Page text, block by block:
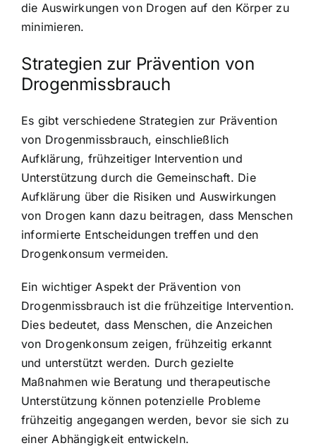
die Auswirkungen von Drogen auf den Körper zu
minimieren.
Strategien zur Prävention von
Drogenmissbrauch
Es gibt verschiedene Strategien zur Prävention
von Drogenmissbrauch, einschließlich
Aufklärung, frühzeitiger Intervention und
Unterstützung durch die Gemeinschaft. Die
Aufklärung über die Risiken und Auswirkungen
von Drogen kann dazu beitragen, dass Menschen
informierte Entscheidungen treffen und den
Drogenkonsum vermeiden.
Ein wichtiger Aspekt der Prävention von
Drogenmissbrauch ist die frühzeitige Intervention.
Dies bedeutet, dass Menschen, die Anzeichen
von Drogenkonsum zeigen, frühzeitig erkannt
und unterstützt werden. Durch gezielte
Maßnahmen wie Beratung und therapeutische
Unterstützung können potenzielle Probleme
frühzeitig angegangen werden, bevor sie sich zu
einer Abhängigkeit entwickeln.